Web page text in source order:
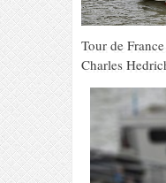
Tour de
Charles